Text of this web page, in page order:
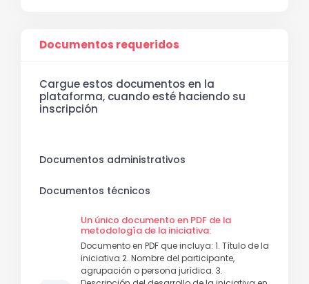
Documentos requeridos
Cargue estos documentos en la
plataforma, cuando esté haciendo su
inscripción
Documentos administrativos
Documentos técnicos
Un único documento en PDF de la
metodología de la iniciativa:
Documento en PDF que incluya: 1. Título de la
iniciativa 2. Nombre del participante,
agrupación o persona jurídica. 3.